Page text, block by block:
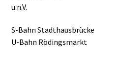
u.n.V.
S-Bahn Stadthausbrücke
U-Bahn Rödingsmarkt